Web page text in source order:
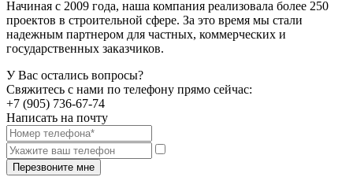
Начиная с 2009 года, наша компания реализовала более 250
проектов в строительной сфере. За это время мы стали
надежным партнером для частных, коммерческих и
государственных заказчиков.
У Вас остались вопросы?
Свяжитесь с нами по телефону прямо сейчас:
+7 (905) 736-67-74
Написать на почту
Перезвоните мне